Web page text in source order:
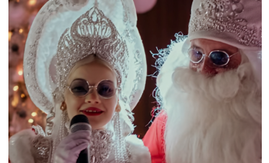
Kids Club
артистов